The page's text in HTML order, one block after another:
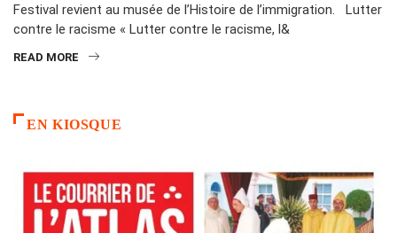
Festival revient au musée de l’Histoire de l’immigration. Lutter
contre le racisme « Lutter contre le racisme, l&
READ MORE
EN KIOSQUE